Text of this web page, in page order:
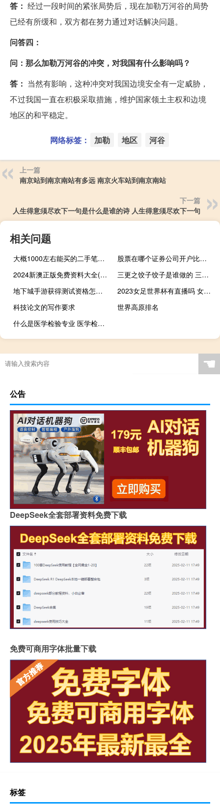
答： 经过一段时间的紧张局势后，现在加勒万河谷的局势
已经有所缓和，双方都在努力通过对话解决问题。
问答四：
问：那么加勒万河谷的冲突，对我国有什么影响吗？
答： 当然有影响，这种冲突对我国边境安全有一定威胁，
不过我国一直在积极采取措施，维护国家领土主权和边境
地区的和平稳定。
网络标签： 加勒 地区 河谷
上一篇
南京站到南京南站有多远 南京火车站到南京南站
下一篇
人生得意须尽欢下一句是什么是谁的诗 人生得意须尽欢下一句
相关问题
大概1000左右能买的二手笔记本哪个性价比最好 1000的笔记本电脑推荐
股票在哪个证券公司开户比较好
2024新澳正版免费资料大全(2024新澳正版资料最新更新)--作答解释落实的民间信仰--3DM55.20.73
三更之饺子饺子是谁做的 三更饺子趴桌子那一段
地下城手游获得测试资格怎么玩 地下城与勇士手游内测
2023女足世界杯有直播吗 女足世界杯美国队
科技论文的写作要求
世界高原排名
什么是医学检验专业 医学检验技术专业
☚
公告
DeepSeek全套部署资料免费下载
免费可商用字体批量下载
标签